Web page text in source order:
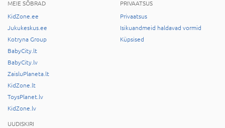
MEIE SÕBRAD
KidZone.ee
Jukukeskus.ee
Kotryna Group
BabyCity.lt
BabyCity.lv
ZaisluPlaneta.lt
KidZone.lt
ToysPlanet.lv
KidZone.lv
PRIVAATSUS
Privaatsus
Isikuandmeid haldavad vormid
Küpsised
UUDISKIRI